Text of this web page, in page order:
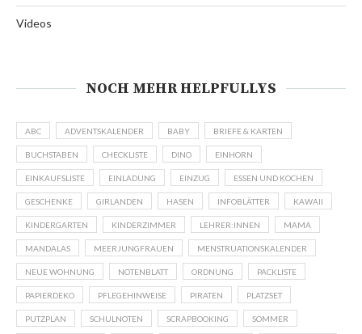
Videos
NOCH MEHR HELPFULLYS
ABC ADVENTSKALENDER BABY BRIEFE & KARTEN
BUCHSTABEN CHECKLISTE DINO EINHORN
EINKAUFSLISTE EINLADUNG EINZUG ESSEN UND KOCHEN
GESCHENKE GIRLANDEN HASEN INFOBLÄTTER KAWAII
KINDERGARTEN KINDERZIMMER LEHRER:INNEN MAMA
MANDALAS MEERJUNGFRAUEN MENSTRUATIONSKALENDER
NEUE WOHNUNG NOTENBLATT ORDNUNG PACKLISTE
PAPIERDEKO PFLEGEHINWEISE PIRATEN PLATZSET
PUTZPLAN SCHULNOTEN SCRAPBOOKING SOMMER